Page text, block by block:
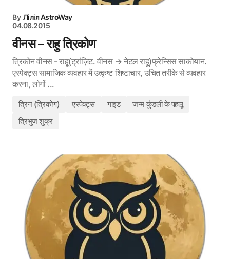
By Лілія AstroWay
04.08.2015
वीनस – राहु त्रिकोण
त्रिकोन वीनस - राहू(ट्रांज़िट. वीनस → नेटल राहू)फ्रेन्सिस साकोयान.
एस्पेक्ट्स सामाजिक व्यवहार में उत्कृष्ट शिष्टाचार, उचित तरीके से व्यवहार
करना, लोगों ...
त्रिन (त्रिकोण) एस्पेक्ट्स गाइड
जन्म कुंडली के पहलू
त्रिभुज शुक्र